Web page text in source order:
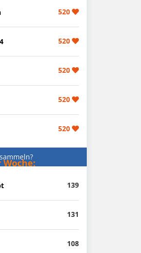
520
520
520
520
520
Woche:
139
131
108